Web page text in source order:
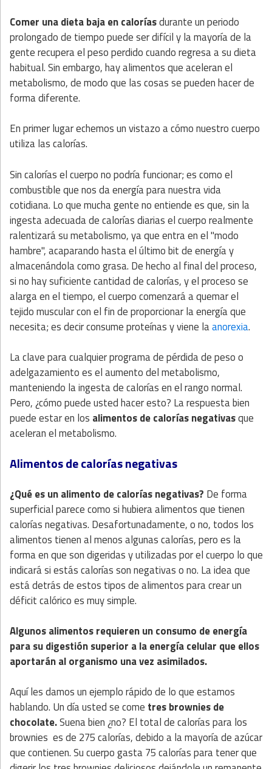
Comer una dieta baja en caloríasdurante un periodo
prolongado de tiempo puede ser difícil y la mayoría de la
gente recupera el peso perdido cuando regresa a su dieta
habitual. Sin embargo, hay alimentos que aceleran el
metabolismo, de modo que las cosas se pueden hacer de
forma diferente.
En primer lugar echemos un vistazo a cómo nuestro cuerpo
utiliza las calorías.
Sin calorías el cuerpo no podría funcionar; es como el
combustible que nos da energía para nuestra vida
cotidiana. Lo que mucha gente no entiende es que, sin la
ingesta adecuada de calorías diarias el cuerpo realmente
ralentizará su metabolismo, ya que entra en el "modo
hambre", acaparando hasta el último bit de energía y
almacenándola como grasa. De hecho al final del proceso,
si no hay suficiente cantidad de calorías, y el proceso se
alarga en el tiempo, el cuerpo comenzará a quemar el
tejido muscular con el fin de proporcionar la energía que
necesita; es decir consume proteínas y viene laanorexia.
La clave para cualquier programa de pérdida de peso o
adelgazamiento es el aumento del metabolismo,
manteniendo la ingesta de calorías en el rango normal.
Pero, ¿cómo puede usted hacer esto? La respuesta bien
puede estar en los alimentos de calorías negativasque
aceleran el metabolismo.
Alimentos de calorías negativas
¿Qué es un alimento de calorías negativas? De forma
superficial parece como si hubiera alimentos que tienen
calorías negativas. Desafortunadamente, o no, todos los
alimentos tienen al menos algunas calorías, pero es la
forma en que son digeridas y utilizadas por el cuerpo lo que
indicará si estás calorías son negativas o no. La idea que
está detrás de estos tipos de alimentos para crear un
déficit calórico es muy simple.
Algunos alimentos requieren un consumo de energía
para su digestión superior a la energía celular que ellos
aportarán al organismo una vez asimilados.
Aquí les damos un ejemplo rápido de lo que estamos
hablando. Un día usted se come tres brownies de
chocolate.Suena bien ¿no? El total de calorías para los
brownies es de 275 calorías, debido a la mayoría de azúcar
que contienen. Su cuerpo gasta 75 calorías para tener que